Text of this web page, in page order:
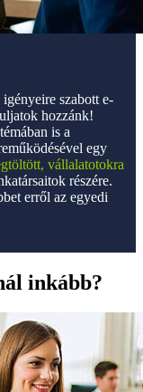
szabott e-
hozzánk!
is a
egy
vállalatotokra
részére.
erről az egyedi
inkább?